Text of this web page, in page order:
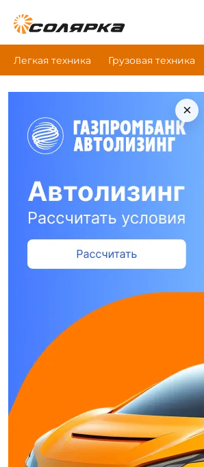
Легкая техника Грузовая техника
×
Главная Строительная и дорожная
Hitachi Zx400Lch-5G
Экскаваторы Hitachi